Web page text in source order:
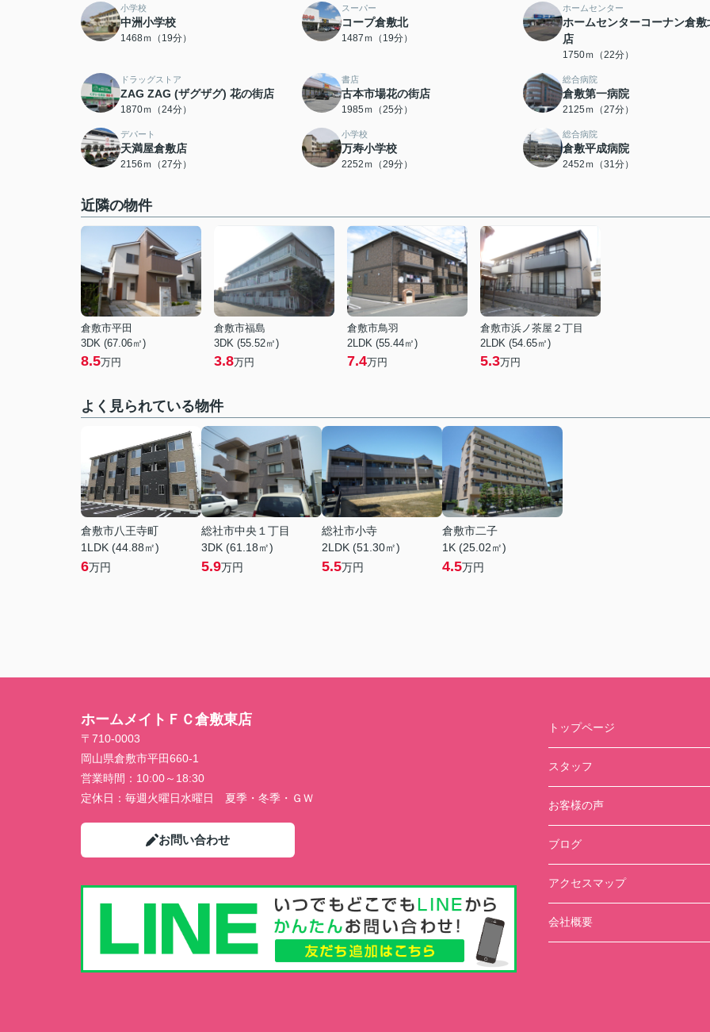
小学校
中洲小学校
1468ｍ（19分）
スーパー
コープ倉敷北
1487ｍ（19分）
ホームセンター
ホームセンターコーナン倉敷
店
1750ｍ（22分）
ドラッグストア
ZAG ZAG (ザグザグ) 花の街店
1870ｍ（24分）
書店
古本市場花の街店
1985ｍ（25分）
総合病院
倉敷第一病院
2125ｍ（27分）
デパート
天満屋倉敷店
2156ｍ（27分）
小学校
万寿小学校
2252ｍ（29分）
総合病院
倉敷平成病院
2452ｍ（31分）
近隣の物件
倉敷市平田
3DK (67.06㎡)
8.5万円
倉敷市福島
3DK (55.52㎡)
3.8万円
倉敷市鳥羽
2LDK (55.44㎡)
7.4万円
倉敷市浜ノ茶屋２丁目
2LDK (54.65㎡)
5.3万円
よく見られている物件
倉敷市八王寺町
1LDK (44.88㎡)
6万円
総社市中央１丁目
3DK (61.18㎡)
5.9万円
総社市小寺
2LDK (51.30㎡)
5.5万円
倉敷市二子
1K (25.02㎡)
4.5万円
ホームメイトＦＣ倉敷東店
〒710-0003
岡山県倉敷市平田660-1
営業時間： 10:00～18:30
定休日： 毎週火曜日水曜日 夏季・冬季・ＧＷ
お問い合わせ
トップページ
スタッフ
お客様の声
ブログ
アクセスマップ
会社概要